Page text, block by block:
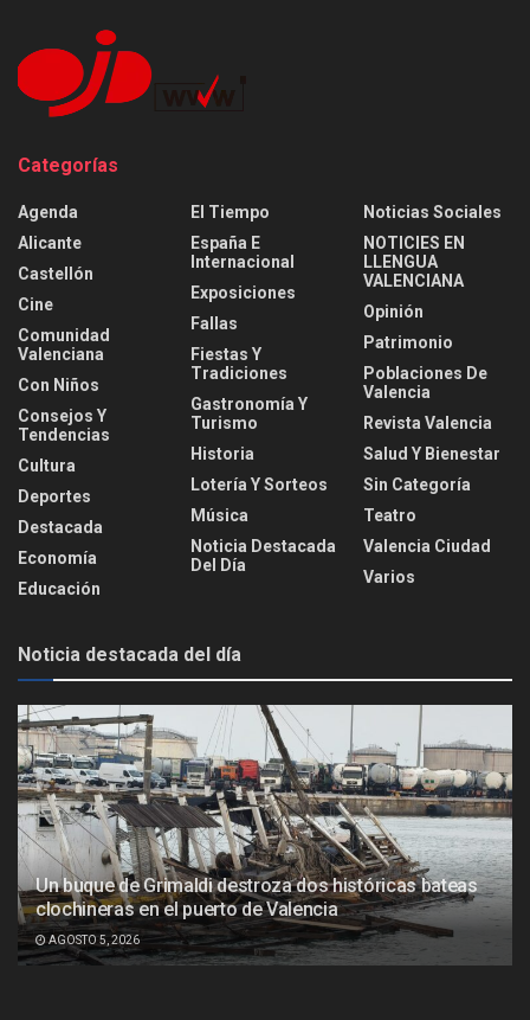
Categorías
Agenda
Alicante
Castellón
Cine
Comunidad
Valenciana
Con Niños
Consejos Y
Tendencias
Cultura
Deportes
Destacada
Economía
Educación
El Tiempo
España E
Internacional
Exposiciones
Fallas
Fiestas Y
Tradiciones
Gastronomía Y
Turismo
Historia
Lotería Y Sorteos
Música
Noticia Destacada
Del Día
Noticias Sociales
NOTICIES EN
LLENGUA
VALENCIANA
Opinión
Patrimonio
Poblaciones De
Valencia
Revista Valencia
Salud Y Bienestar
Sin Categoría
Teatro
Valencia Ciudad
Varios
Noticia destacada del día
Un buque de Grimaldi destroza dos históricas bateas
clochineras en el puerto de Valencia
AGOSTO 5, 2026